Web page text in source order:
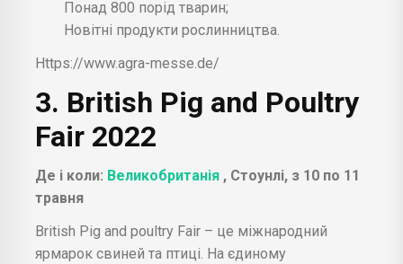
Понад 800 порід тварин;
Новітні продукти рослинництва.
Https://www.agra-messe.de/
3. British Pig and Poultry
Fair 2022
Де і коли: Великобританія , Стоунлі, з 10 по 11
травня
British Pig and poultry Fair – це міжнародний
ярмарок свиней та птиці. На єдиному